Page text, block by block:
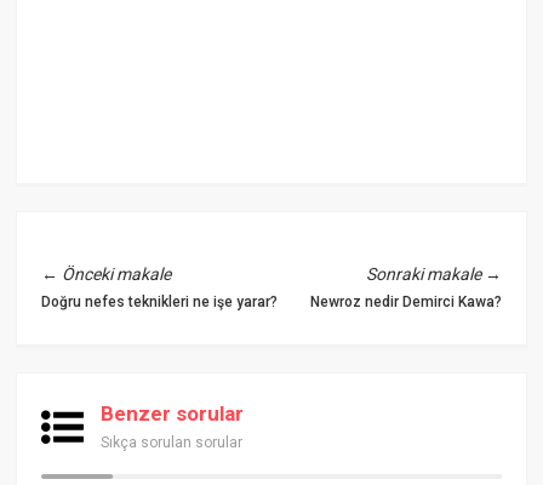
← Önceki makale
Doğru nefes teknikleri ne işe yarar?
Sonraki makale→
Newroz nedir Demirci Kawa?
Benzer sorular
Sıkça sorulan sorular